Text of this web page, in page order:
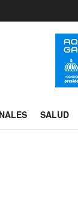
SALUD